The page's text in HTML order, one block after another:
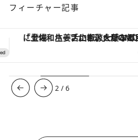
フィーチャー記事
【夏限定ディナーコース】旬を迎える稚鮎や花ズッキーニなどをイタリア・トスカーナの郷土
3 /6